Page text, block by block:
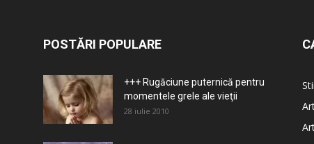
POSTĂRI POPULARE
+++ Rugăciune puternică pentru
momentele grele ale vieţii
28 iulie 2010